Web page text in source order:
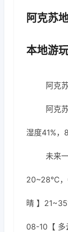
阿克苏
本地游
阿克
阿克
湿度41%，
未来
20~28℃，
晴 】
08-10【